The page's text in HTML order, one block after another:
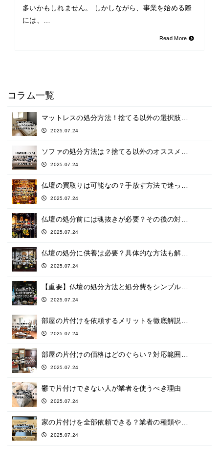
多いかもしれません。 しかしながら、事業を始める際
には、…
Read More
コラム一覧
マットレスの処分方法！捨てる以外の選択肢…
2025.07.24
ソファの処分方法は？捨てる以外のオススメ…
2025.07.24
仏壇の買取りは可能なの？手放す方法で迷っ…
2025.07.24
仏壇の処分前には魂抜きが必要？その後の対…
2025.07.24
仏壇の処分に供養は必要？具体的な方法も解…
2025.07.24
【重要】仏壇の処分方法と処分費をシンプル…
2025.07.24
部屋の片付けを依頼するメリットを徹底解説…
2025.07.24
部屋の片付けの価格はどのぐらい？対応範囲…
2025.07.24
鬱で片付けできない人が業者を使うべき理由
2025.07.24
家の片付けを全部依頼できる？業者の種類や…
2025.07.24